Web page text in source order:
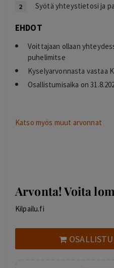
Syötä yhteystietosi ja
EHDOT
Voittajaan ollaan
puhelimitse
Kyselyarvonnasta vastaa
Osallistumisaika on
Katso myös muut arvonnat
Arvonta! Voita
Kilpailu.fi